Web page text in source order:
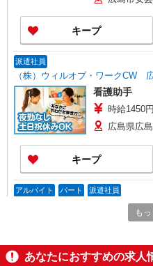
キープ
派遣社員
（株）ウィルオブ・ワークCW
看護助手
広島県広
キープ
アルバイト パート 派遣社員
日研トータルソーシング株式会
時給1,300
幅は経験・能
も
あなたにおすすめの求人